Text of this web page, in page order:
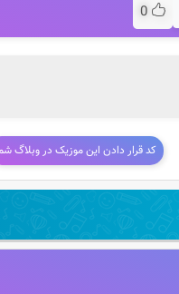
0
کد قرار دادن این موزیک در وبلاگ